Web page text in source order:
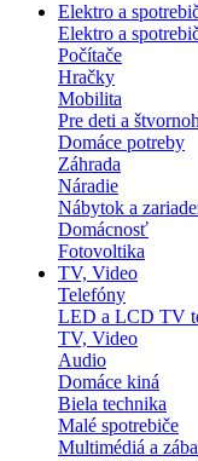
Elektro a
Elektro a
Počítače
Hračky
Mobilita
Pre deti a
Domáce potreby
Záhrada
Náradie
Nábytok a
Domácnosť
Fotovoltika
TV, Video
Telefóny
LED a LCD TV
TV, Video
Audio
Domáce kiná
Biela technika
Malé spotrebiče
Multimédiá a